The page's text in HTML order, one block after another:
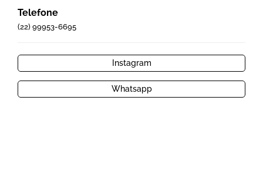
Telefone
(22) 99953-6695
Instagram
Whatsapp